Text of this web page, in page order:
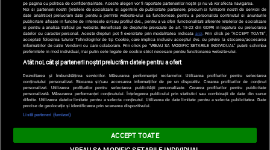
Arhiva
Comunicate de presă Politica de confidentialitate
Termeni
si conditii
Gestionați preferințele| Contact/Info Codul etic
pe pagina cu politica de confidențialitate. Aceste alegeri vor fi raportate partenerilor noștri și nu vă vor afecta navigarea.
Noi si partenerii nostri (retelele de socializare si agentiile de publicitate partenere, precum si furnizorii nostri de servicii de
date analitice) prelucram date pentru a permite website-ului sa functioneze, pentru a personaliza continutul si anunturile
publicitare afisate in functie de interesele si/sau profilul dvs., pentru a va oferi functionalitati aferente retelelor de socializare
si pentru a analiza traficul pe website. Beneficiati de drepturile prevazute de art. 15-22 din GDPR in legatura cu prelucrarea
datelor cu caracter personal. Aceste drepturi pot fi exercitate prin modalitatea indicata aici. Prin click pe “ACCEPT TOATE”,
acceptati folosirea tuturor Tehnologiilor de tip Cookie, care implica inclusiv acceptul dvs. cu privire la stocarea/accesarea
informatiilor de catre Vendor-ii cu care colaboram. Prin click pe “VREAU SA MODIFIC SETARILE INDIVIDUAL” puteti schimba
preferintele in mod individual, mai putin cele legate de cookie strict necesare pentru functionarea website-ului.
Atât noi, cât și partenerii noștri prelucrăm datele pentru a oferi:
Dezvoltarea și îmbunătățirea serviciilor. Măsurarea performanței reclamelor. Utilizarea profilurilor pentru selectarea
conținutului personalizat. Stocarea și/sau accesarea informațiilor de pe un dispozitiv. Crearea profilurilor de conținut
personalizat. Utilizarea profilurilor pentru selectarea publicității personalizate. Crearea profilurilor pentru publicitate
personalizată. Măsurarea performanței conținutului. Înțelegerea publicului prin statistici sau combinații de date din surse
diferite. Utilizarea datelor limitate pentru a selecta conținutul. Utilizarea de date limitate pentru a selecta publicitatea. Date
precise de geolocație și identificarea prin scanarea dispozitivului.
Listă parteneri (furnizori)
ACCEPT TOATE